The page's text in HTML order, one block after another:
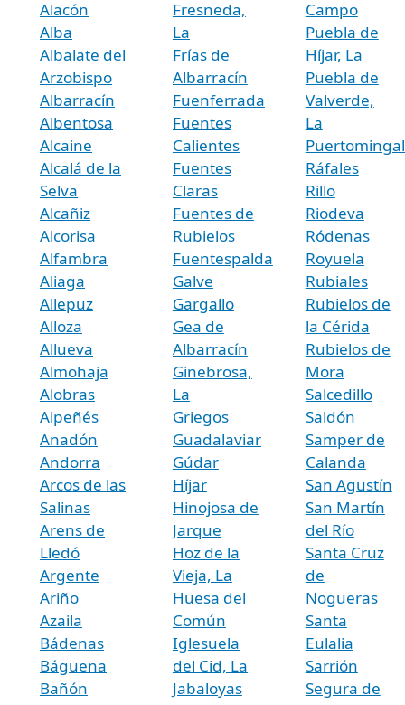
Alacón
Alba
Albalate del
Arzobispo
Albarracín
Albentosa
Alcaine
Alcalá de la
Selva
Alcañiz
Alcorisa
Alfambra
Aliaga
Allepuz
Alloza
Allueva
Almohaja
Alobras
Alpeñés
Anadón
Andorra
Arcos de las
Salinas
Arens de
Lledó
Argente
Ariño
Azaila
Bádenas
Báguena
Bañón
Fresneda,
La
Frías de
Albarracín
Fuenferrada
Fuentes
Calientes
Fuentes
Claras
Fuentes de
Rubielos
Fuentespalda
Galve
Gargallo
Gea de
Albarracín
Ginebrosa,
La
Griegos
Guadalaviar
Gúdar
Híjar
Hinojosa de
Jarque
Hoz de la
Vieja, La
Huesa del
Común
Iglesuela
del Cid, La
Jabaloyas
Campo
Puebla de
Híjar, La
Puebla de
Valverde,
La
Ráfales
Rillo
Riodeva
Ródenas
Royuela
Rubiales
Rubielos de
la Cérida
Rubielos de
Mora
Salcedillo
Saldón
Samper de
Calanda
San Agustín
San Martín
del Río
Santa Cruz
de
Nogueras
Santa
Eulalia
Sarrión
Segura de